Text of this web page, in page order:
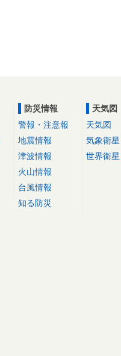
防災情報
警報・注意報
地震情報
津波情報
火山情報
台風情報
知る防災
天気図
天気図
気象衛星
世界衛星